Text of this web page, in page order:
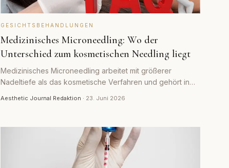
GESICHTSBEHANDLUNGEN
Medizinisches Microneedling: Wo der
Unterschied zum kosmetischen Needling liegt
Medizinisches Microneedling arbeitet mit größerer
Nadeltiefe als das kosmetische Verfahren und gehört in
Aesthetic Journal Redaktion · 23. Juni 2026